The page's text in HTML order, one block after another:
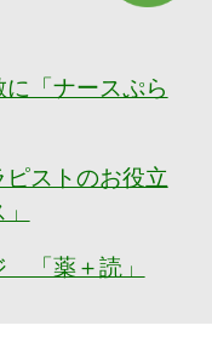
「ナースぷら
ピストのお役立
「薬＋読」